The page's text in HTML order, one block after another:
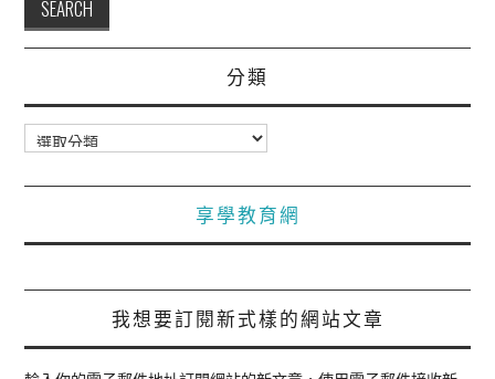
分類
分
類
享學教育網
我想要訂閱新式樣的網站文章